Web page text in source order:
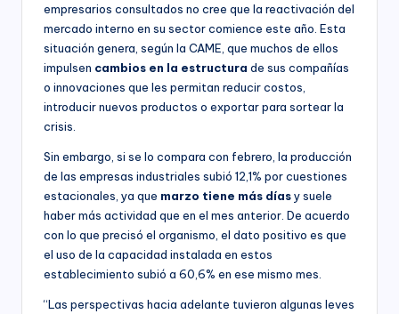
empresarios consultados no cree que la reactivación del
mercado interno en su sector comience este año. Esta
situación genera, según la CAME, que muchos de ellos
impulsen cambios en la estructura de sus compañías
o innovaciones que les permitan reducir costos,
introducir nuevos productos o exportar para sortear la
crisis.
Sin embargo, si se lo compara con febrero, la producción
de las empresas industriales subió 12,1% por cuestiones
estacionales, ya que marzo tiene más díasy suele
haber más actividad que en el mes anterior. De acuerdo
con lo que precisó el organismo, el dato positivo es que
el uso de la capacidad instalada en estos
establecimiento subió a 60,6% en ese mismo mes.
“Las perspectivas hacia adelante tuvieron algunas leves